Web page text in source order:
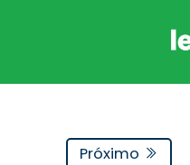
Próximo